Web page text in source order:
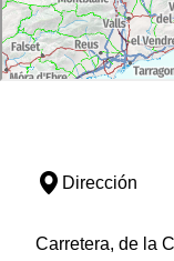
Dirección
Carretera, de la